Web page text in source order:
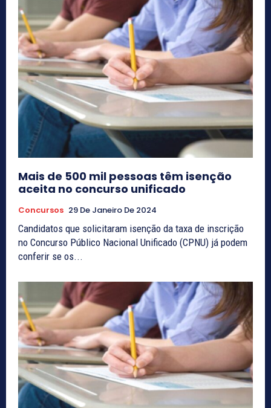
Mais de 500 mil pessoas têm isenção
aceita no concurso unificado
Concursos 29 De Janeiro De 2024
Candidatos que solicitaram isenção da taxa de inscrição
no Concurso Público Nacional Unificado (CPNU) já podem
conferir se os...